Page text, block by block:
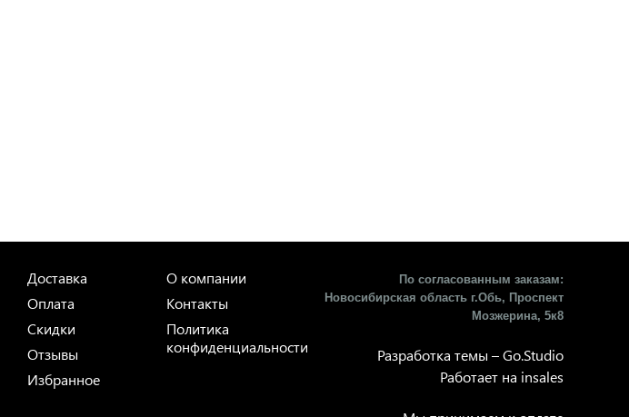
Доставка
Оплата
Скидки
Отзывы
Избранное
О компании
Контакты
Политика
конфиденциальности
По согласованным заказам:
Новосибирская область г.Обь, Проспект
Мозжерина, 5к8​
Разработка темы –Go.Studio
Работает на insales